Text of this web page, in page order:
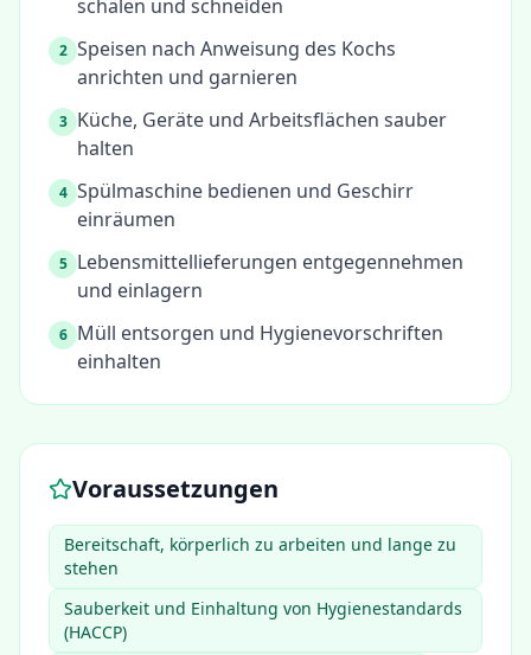
schälen und schneiden
2 Speisen nach Anweisung des Kochs
anrichten und garnieren
3 Küche, Geräte und Arbeitsflächen sauber
halten
4 Spülmaschine bedienen und Geschirr
einräumen
5 Lebensmittellieferungen entgegennehmen
und einlagern
6 Müll entsorgen und Hygienevorschriften
einhalten
Voraussetzungen
Bereitschaft, körperlich zu arbeiten und lange zu
stehen
Sauberkeit und Einhaltung von Hygienestandards
(HACCP)